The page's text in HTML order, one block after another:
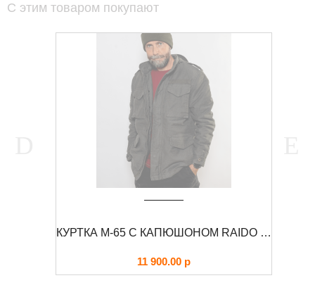
С этим товаром покупают
КУРТКА М-65 С КАПЮШОНОМ RAIDO FOERSVERD
11 900.00 р